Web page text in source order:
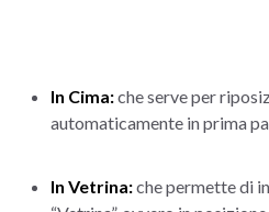
In Cima:che serve per
automaticamente in prima
In Vetrina:che permette di